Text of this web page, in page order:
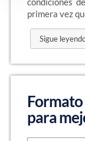
primera vez
Sigue
para